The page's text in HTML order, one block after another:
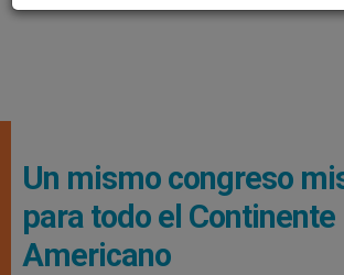
Un mismo congreso
para todo el Continente
Americano